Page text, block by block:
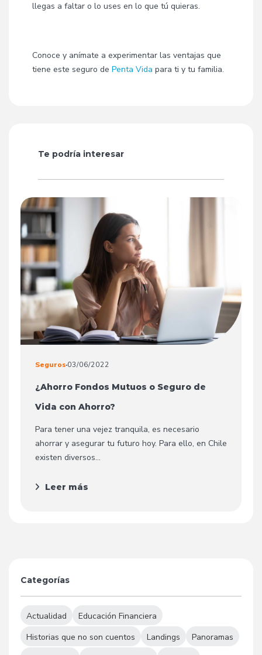
llegas a faltar o lo uses en lo que tú quieras.
Conoce y anímate a experimentar las ventajas que
tiene este seguro de Penta Vida para ti y tu familia.
Te podría interesar
Seguros 03/06/2022
¿Ahorro Fondos Mutuos o Seguro de
Vida con Ahorro?
Para tener una vejez tranquila, es necesario
ahorrar y asegurar tu futuro hoy. Para ello, en Chile
existen diversos...
Leer más
Categorías
Actualidad
Educación Financiera
Historias que no son cuentos
Landings
Panoramas